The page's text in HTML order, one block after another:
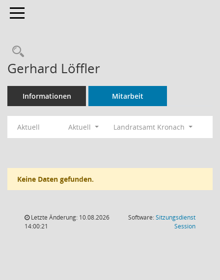
Toggle navigation
Rechercheauswahl
Gerhard Löffler
Informationen Mitarbeit
Aktuell Aktuell Landratsamt Kronach
Keine Daten gefunden.
Letzte Änderung: 10.08.2026
14:00:21
Software:Sitzungsdienst
Session(Wird in